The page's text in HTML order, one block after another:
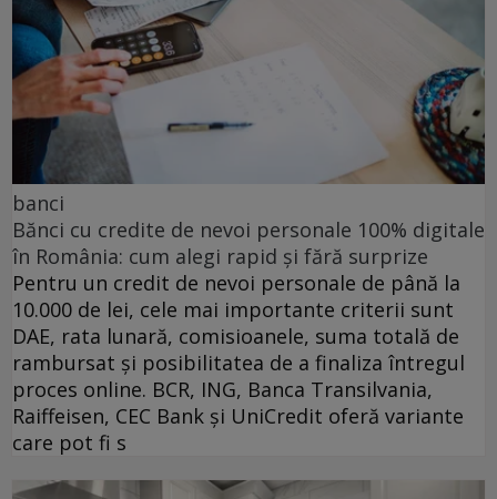
banci
Bănci cu credite de nevoi personale 100% digitale
în România: cum alegi rapid și fără surprize
Pentru un credit de nevoi personale de până la
10.000 de lei, cele mai importante criterii sunt
DAE, rata lunară, comisioanele, suma totală de
rambursat și posibilitatea de a finaliza întregul
proces online. BCR, ING, Banca Transilvania,
Raiffeisen, CEC Bank și UniCredit oferă variante
care pot fi s